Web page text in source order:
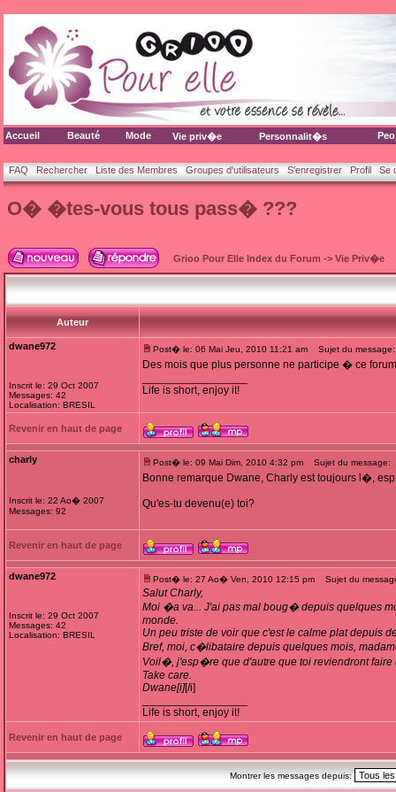
Accueil Beauté Mode Vie priv�e Personnalit�s
FAQ Rechercher Liste des Membres Groupes d'utilisateurs S'enregistrer Profil Se
O� �tes-vous tous pass� ???
Grioo Pour Elle Index du Forum -> Vie Priv�e
Auteur
dwane972
Inscrit le: 29 Oct 2007
Messages: 42
Localisation: BRESIL
Post� le: 06 Mai Jeu, 2010 11:21 am Sujet du
Des mois que plus personne ne participe � ce
Life is short, enjoy it!
Revenir en haut de page
charly
Inscrit le: 22 Ao� 2007
Messages: 92
Post� le: 09 Mai Dim, 2010 4:32 pm Sujet du message:
Bonne remarque Dwane, Charly est toujours l�,
Qu'es-tu devenu(e) toi?
Revenir en haut de page
dwane972
Inscrit le: 29 Oct 2007
Messages: 42
Localisation: BRESIL
Post� le: 27 Ao� Ven, 2010 12:15 pm Sujet du
Salut Charly,
Moi �a va... J'ai pas mal boug� depuis quelques
monde.
Un peu triste de voir que c'est le calme plat depuis
Bref, moi, c�libataire depuis quelques mois,
Voil�, j'esp�re que d'autre que toi reviendront faire
Take care.
Dwane[i][/i]
Life is short, enjoy it!
Revenir en haut de page
Montrer les messages depuis: